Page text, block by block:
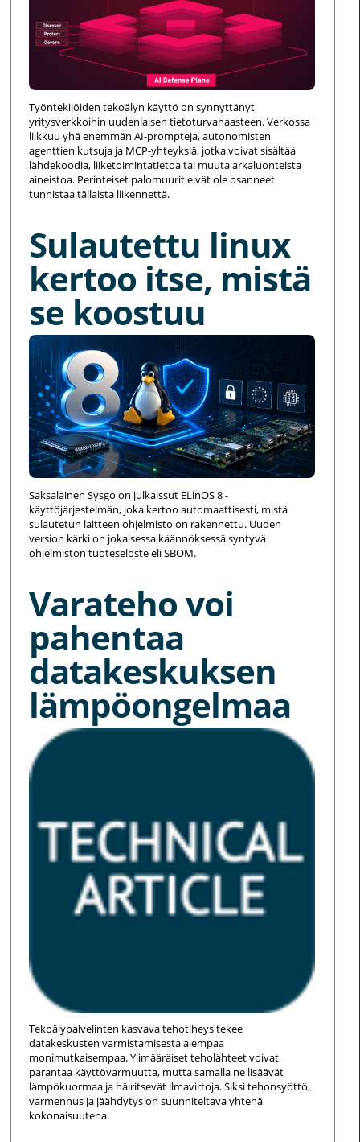
Työntekijöiden tekoälyn käyttö on synnyttänyt
yritysverkkoihin uudenlaisen tietoturvahaasteen. Verkossa
liikkuu yhä enemmän AI-prompteja, autonomisten
agenttien kutsuja ja MCP-yhteyksiä, jotka voivat sisältää
lähdekoodia, liiketoimintatietoa tai muuta arkaluonteista
aineistoa. Perinteiset palomuurit eivät ole osanneet
tunnistaa tällaista liikennettä.
Sulautettu linux
kertoo itse, mistä
se koostuu
Saksalainen Sysgo on julkaissut ELinOS 8 -
käyttöjärjestelmän, joka kertoo automaattisesti, mistä
sulautetun laitteen ohjelmisto on rakennettu. Uuden
version kärki on jokaisessa käännöksessä syntyvä
ohjelmiston tuoteseloste eli SBOM.
Varateho voi
pahentaa
datakeskuksen
lämpöongelmaa
Tekoälypalvelinten kasvava tehotiheys tekee
datakeskusten varmistamisesta aiempaa
monimutkaisempaa. Ylimääräiset teholähteet voivat
parantaa käyttövarmuutta, mutta samalla ne lisäävät
lämpökuormaa ja häiritsevät ilmavirtoja. Siksi tehonsyöttö,
varmennus ja jäähdytys on suunniteltava yhtenä
kokonaisuutena.